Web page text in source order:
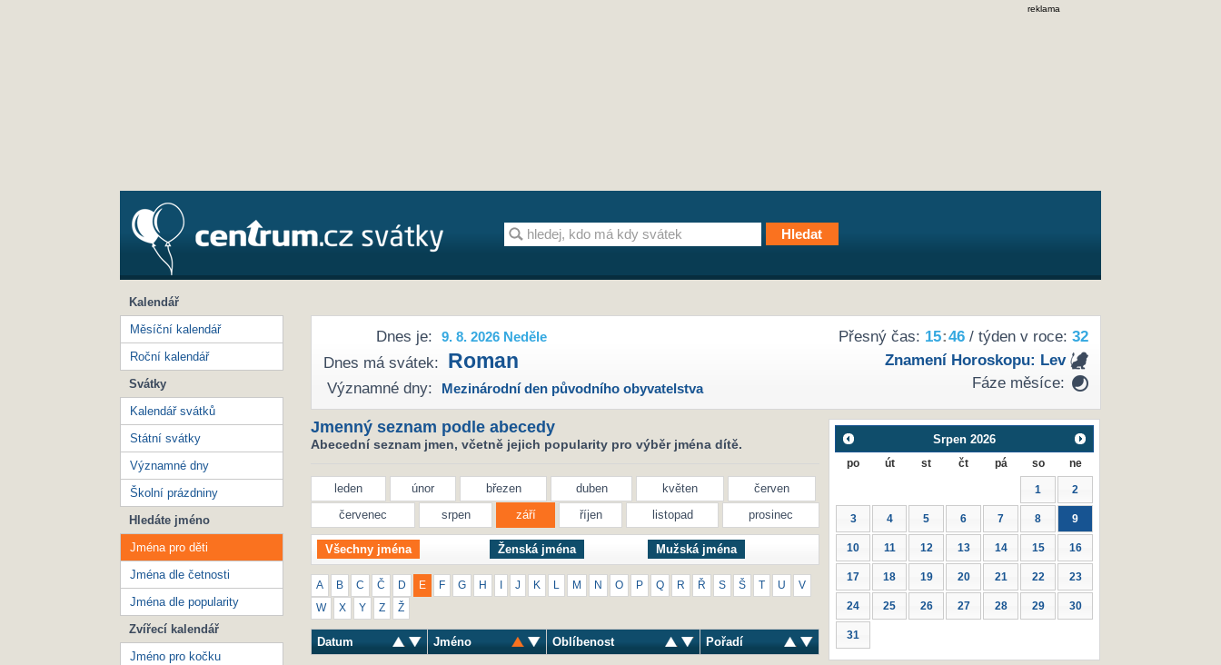
reklama
Přesný čas: 15:46/ týden v roce: 32
Znamení Horoskopu: Lev
Fáze měsíce:
Dnes je: 9. 8. 2026 Neděle
Dnes má svátek: Roman
Významné dny: Mezinárodní den původního obyvatelstva
Jmenný seznam podle abecedy
Abecední seznam jmen, včetně jejich popularity pro výběr jména dítě.
leden únor březen duben květen
červen
červenec
srpen září říjen listopad prosinec
Všechny jména Ženská jména Mužská jména
A B C Č D E F G H J K M N O P Q R Ř S Š T U V
W X Y Z Ž
Datum Jméno Oblíbenost Pořadí
Srpen 2026
po út st čt pá so ne
1 2
3 4 5 6 7 8 9
10 11 12 13 14 15 16
17 18 19 20 21 22 23
24 25 26 27 28 29 30
31
Kalendář
Měsíční kalendář
Roční kalendář
Svátky
Kalendář svátků
Státní svátky
Významné dny
Školní prázdniny
Hledáte jméno
Jména pro děti
Jména dle četnosti
Jména dle popularity
Zvířecí kalendář
Jméno pro kočku